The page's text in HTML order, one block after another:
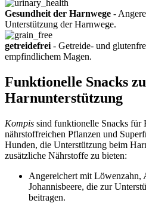
Gesundheit der Harnwege -
Unterstützung der Harnwege.
getreidefrei - Getreide- und
empfindlichem Magen.
Funktionelle Snacks
Harnunterstützung
Kompis sind funktionelle Snacks für
nährstoffreichen Pflanzen und
Hunden, die Unterstützung beim
zusätzliche Nährstoffe zu bieten:
Angereichert mit Löwenzahn,
Johannisbeere, die zur
beitragen.